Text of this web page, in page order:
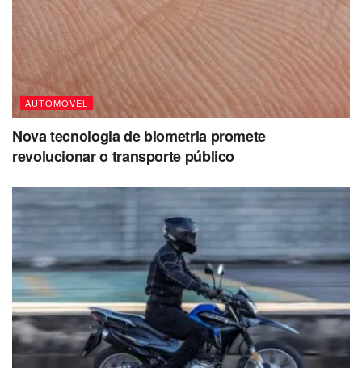
AUTOMÓVEL
Nova tecnologia de biometria promete
revolucionar o transporte público